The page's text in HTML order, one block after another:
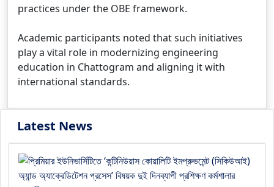
practices under the OBE framework.
Academic participants noted that such initiatives
play a vital role in modernizing engineering
education in Chattogram and aligning it with
international standards.
Latest News